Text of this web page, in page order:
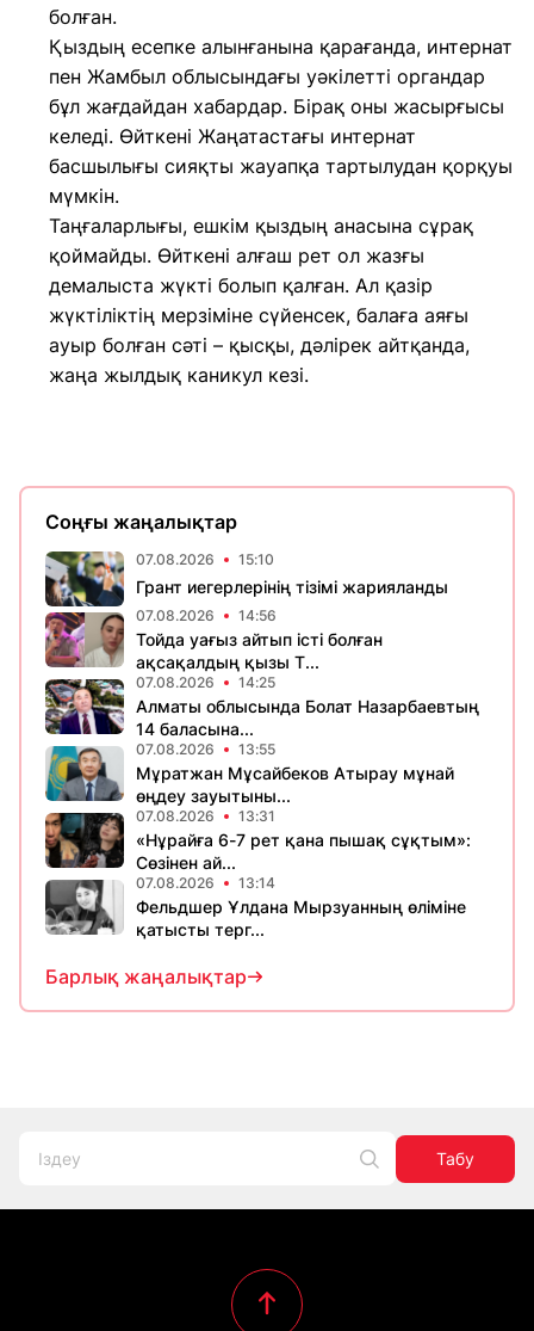
болған.
Қыздың есепке алынғанына қарағанда, интернат
пен Жамбыл облысындағы уәкілетті органдар
бұл жағдайдан хабардар. Бірақ оны жасырғысы
келеді. Өйткені Жаңатастағы интернат
басшылығы сияқты жауапқа тартылудан қорқуы
мүмкін.
Таңғаларлығы, ешкім қыздың анасына сұрақ
қоймайды. Өйткені алғаш рет ол жазғы
демалыста жүкті болып қалған. Ал қазір
жүктіліктің мерзіміне сүйенсек, балаға аяғы
ауыр болған сәті – қысқы, дәлірек айтқанда,
жаңа жылдық каникул кезі.
Соңғы жаңалықтар
07.08.2026 15:10
Грант иегерлерінің тізімі жарияланды
07.08.2026 14:56
Тойда уағыз айтып істі болған
ақсақалдың қызы Т...
07.08.2026 14:25
Алматы облысында Болат Назарбаевтың
14 баласына...
07.08.2026 13:55
Мұратжан Мұсайбеков Атырау мұнай
өңдеу зауытыны...
07.08.2026 13:31
«Нұрайға 6-7 рет қана пышақ сұқтым»:
Сөзінен ай...
07.08.2026 13:14
Фельдшер Ұлдана Мырзуанның өліміне
қатысты терг...
Барлық жаңалықтар
Табу